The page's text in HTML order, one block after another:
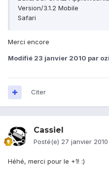
Version/3.1.2 Mobile
Safari
Merci encore
Modifié 23 janvier 2010 par
Citer
Cassiel
Posté(e) 27 janvier 2010
Héhé, merci pour le +1! :)